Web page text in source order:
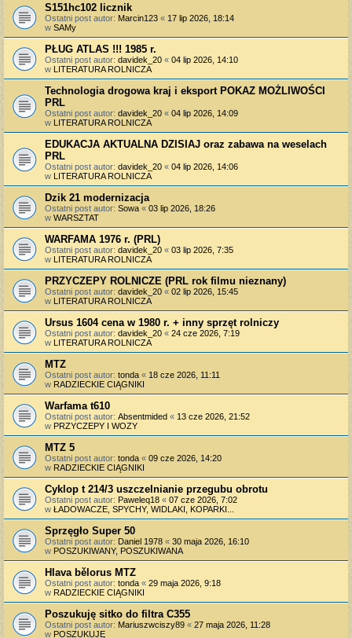
S151hc102 licznik
Ostatni post autor: Marcin123 « 17 lip 2026, 18:14
w SAMy
PŁUG ATLAS !!! 1985 r.
Ostatni post autor: davidek_20 « 04 lip 2026, 14:10
w LITERATURA ROLNICZA
Technologia drogowa kraj i eksport POKAZ MOŻLIWOŚCI
PRL
Ostatni post autor: davidek_20 « 04 lip 2026, 14:09
w LITERATURA ROLNICZA
EDUKACJA AKTUALNA DZISIAJ oraz zabawa na weselach
PRL
Ostatni post autor: davidek_20 « 04 lip 2026, 14:06
w LITERATURA ROLNICZA
Dzik 21 modernizacja
Ostatni post autor: Sowa « 03 lip 2026, 18:26
w WARSZTAT
WARFAMA 1976 r. (PRL)
Ostatni post autor: davidek_20 « 03 lip 2026, 7:35
w LITERATURA ROLNICZA
PRZYCZEPY ROLNICZE (PRL rok filmu nieznany)
Ostatni post autor: davidek_20 « 02 lip 2026, 15:45
w LITERATURA ROLNICZA
Ursus 1604 cena w 1980 r. + inny sprzęt rolniczy
Ostatni post autor: davidek_20 « 24 cze 2026, 7:19
w LITERATURA ROLNICZA
MTZ
Ostatni post autor: tonda « 18 cze 2026, 11:11
w RADZIECKIE CIĄGNIKI
Warfama t610
Ostatni post autor: Absentmided « 13 cze 2026, 21:52
w PRZYCZEPY I WOZY
MTZ 5
Ostatni post autor: tonda « 09 cze 2026, 14:20
w RADZIECKIE CIĄGNIKI
Cyklop t 214/3 uszczelnianie przegubu obrotu
Ostatni post autor: Paweleq18 « 07 cze 2026, 7:02
w ŁADOWACZE, SPYCHY, WIDLAKI, KOPARKI...
Sprzęgło Super 50
Ostatni post autor: Daniel 1978 « 30 maja 2026, 16:10
w POSZUKIWANY, POSZUKIWANA
Hlava bělorus MTZ
Ostatni post autor: tonda « 29 maja 2026, 9:18
w RADZIECKIE CIĄGNIKI
Poszukuję sitko do filtra C355
Ostatni post autor: Mariuszwciszy89 « 27 maja 2026, 11:28
w POSZUKUJĘ